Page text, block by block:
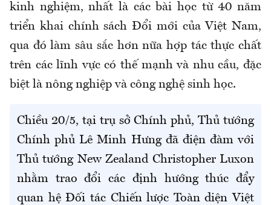
kinh nghiệm, nhất là các bài học từ 40 năm
triển khai chính sách Đổi mới của Việt Nam,
qua đó làm sâu sắc hơn nữa hợp tác thực chất
trên các lĩnh vực có thế mạnh và nhu cầu, đặc
biệt là nông nghiệp và công nghệ sinh học.
Chiều 20/5, tại trụ sở Chính phủ, Thủ tướng
Chính phủ Lê Minh Hưng đã điện đàm với
Thủ tướng New Zealand Christopher Luxon
nhằm trao đổi các định hướng thúc đẩy
quan hệ Đối tác Chiến lược Toàn diện Việt